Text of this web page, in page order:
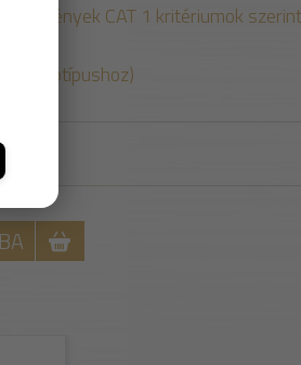
CAT 1 kritériumok
moptípushoz)